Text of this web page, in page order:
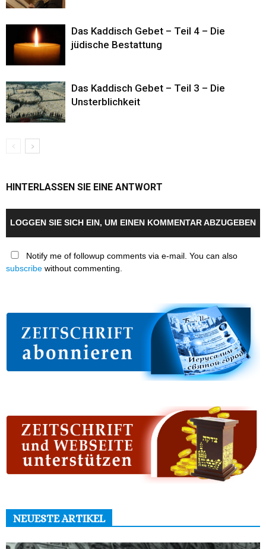
Das Kaddisch Gebet – Teil 4 – Die
jüdische Bestattung
Das Kaddisch Gebet – Teil 3 – Die
Unsterblichkeit
HINTERLASSEN SIE EINE ANTWORT
LOGGEN SIE SICH EIN, UM EINEN KOMMENTAR ABZUGEBEN
Notify me of followup comments via e-mail. You can also
subscribe without commenting.
NEUESTE ARTIKEL